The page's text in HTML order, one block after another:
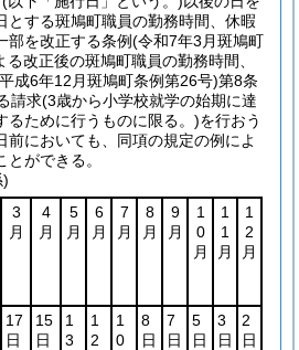
とする斑鳩町職員の勤務時間、休暇
部を改正する条例(令和7年3月斑鳩町
る改正後の斑鳩町職員の勤務時間、
成6年12月斑鳩町条例第26号)第8条
請求(3歳から小学校就学の始期に達
るために行うものに限る。)を行おう
前においても、同項の規定の例によ
ができる。
)
3
月
4
月
5
月
6
月
7
月
8
月
9
月
1
0
月
1
1
月
1
2
月
17
日
15
日
1
3
1
2
1
0
8
日
7
日
5
日
3
日
2
日